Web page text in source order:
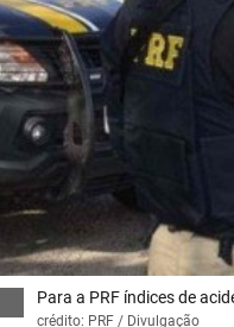
Para a PRF índices de
crédito: PRF / Divulgação